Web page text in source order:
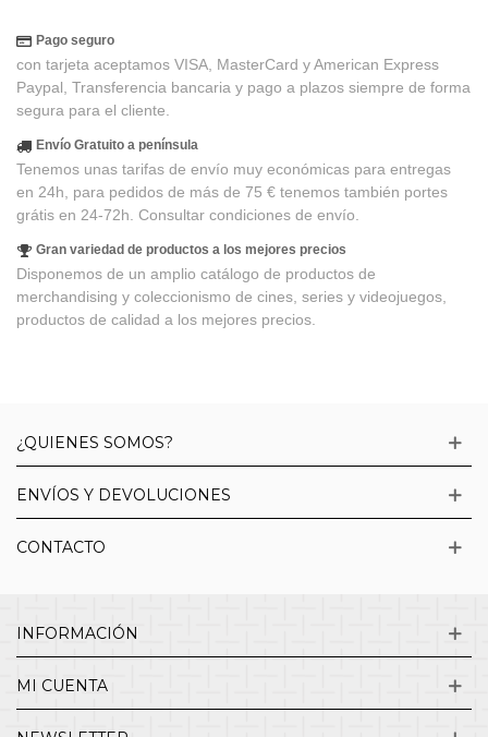
Pago seguro
con tarjeta aceptamos VISA, MasterCard y American Express
Paypal, Transferencia bancaria y pago a plazos siempre de forma
segura para el cliente.
Envío Gratuito a península
Tenemos unas tarifas de envío muy económicas para entregas
en 24h, para pedidos de más de 75 € tenemos también portes
grátis en 24-72h. Consultar condiciones de envío.
Gran variedad de productos a los mejores precios
Disponemos de un amplio catálogo de productos de
merchandising y coleccionismo de cines, series y videojuegos,
productos de calidad a los mejores precios.
¿QUIENES SOMOS?
ENVÍOS Y DEVOLUCIONES
CONTACTO
INFORMACIÓN
MI CUENTA